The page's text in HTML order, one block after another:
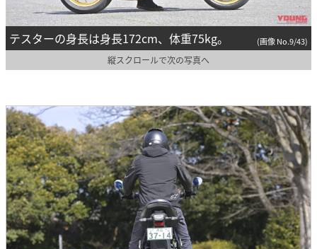
テスターの身長は身長172cm、体重75kg。 (画像 No.9/43)
縦スクロールで次の写真へ